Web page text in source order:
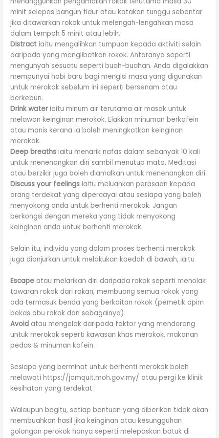
minit selepas bangun tidur atau katakan tunggu sebentar
jika ditawarkan rokok untuk melengah-lengahkan masa
dalam tempoh 5 minit atau lebih.
Distract iaitu mengalihkan tumpuan kepada aktiviti selain
daripada yang menglibatkan rokok. Antaranya seperti
mengunyah sesuatu seperti buah-buahan. Anda digalakkan
mempunyai hobi baru bagi mengisi masa yang digunakan
untuk merokok sebelum ini seperti bersenam atau
berkebun.
Drink water iaitu minum air terutama air masak untuk
melawan keinginan merokok. Elakkan minuman berkafein
atau manis kerana ia boleh meningkatkan keinginan
merokok.
Deep breaths iaitu menarik nafas dalam sebanyak 10 kali
untuk menenangkan diri sambil menutup mata. Meditasi
atau berzikir juga boleh diamalkan untuk menenangkan diri.
Discuss your feelings iaitu meluahkan perasaan kepada
orang terdekat yang dipercayai atau sesiapa yang boleh
menyokong anda untuk berhenti merokok. Jangan
berkongsi dengan mereka yang tidak menyokong
keinginan anda untuk berhenti merokok.
Selain itu, individu yang dalam proses berhenti merokok
juga dianjurkan untuk melakukan kaedah di bawah, iaitu
Escape atau melarikan diri daripada rokok seperti menolak
tawaran rokok dari rakan, membuang semua rokok yang
ada termasuk benda yang berkaitan rokok (pemetik apim
bekas abu rokok dan sebagainya).
Avoid atau mengelak daripada faktor yang mendorong
untuk merokok seperti kawasan khas merokok, makanan
pedas & minuman kafein.
Sesiapa yang berminat untuk berhenti merokok boleh
melawati https://jomquit.moh.gov.my/ atau pergi ke klinik
kesihatan yang terdekat.
Walaupun begitu, setiap bantuan yang diberikan tidak akan
membuahkan hasil jika keinginan atau kesungguhan
golongan perokok hanya seperti melepaskan batuk di